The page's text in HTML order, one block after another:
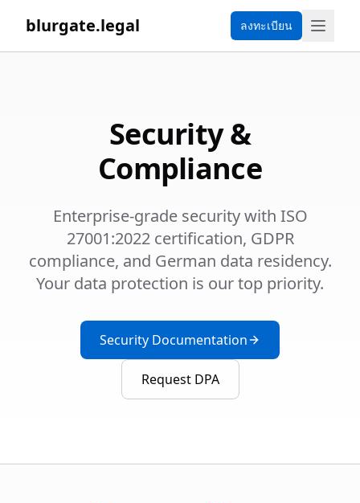
blurgate.legal ลงทะเบียน
Security &
Compliance
Enterprise-grade security with ISO
27001:2022 certification, GDPR
compliance, and German data residency.
Your data protection is our top priority.
Security Documentation
Request DPA